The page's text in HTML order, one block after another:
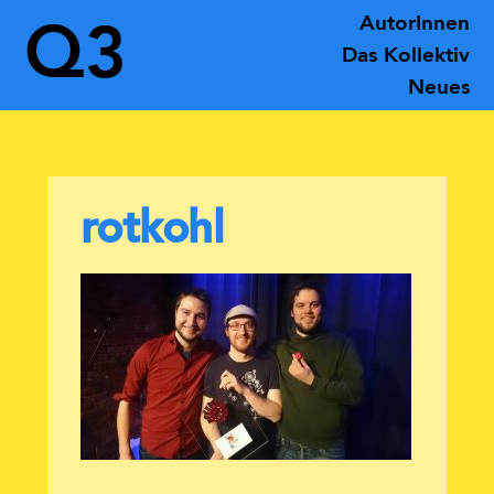
Q3
AutorInnen
Das Kollektiv
Neues
rotkohl